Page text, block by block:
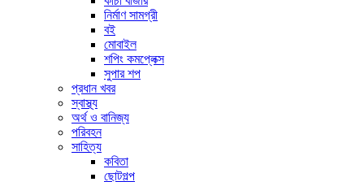
নির্মাণ সামগ্রী
বই
মোবাইল
শপিং কমপ্লেক্স
সুপার শপ
প্রধান খবর
স্বাস্থ্য
অর্থ ও বানিজ্য
পরিবহন
সাহিত্য
কবিতা
ছোটগল্প